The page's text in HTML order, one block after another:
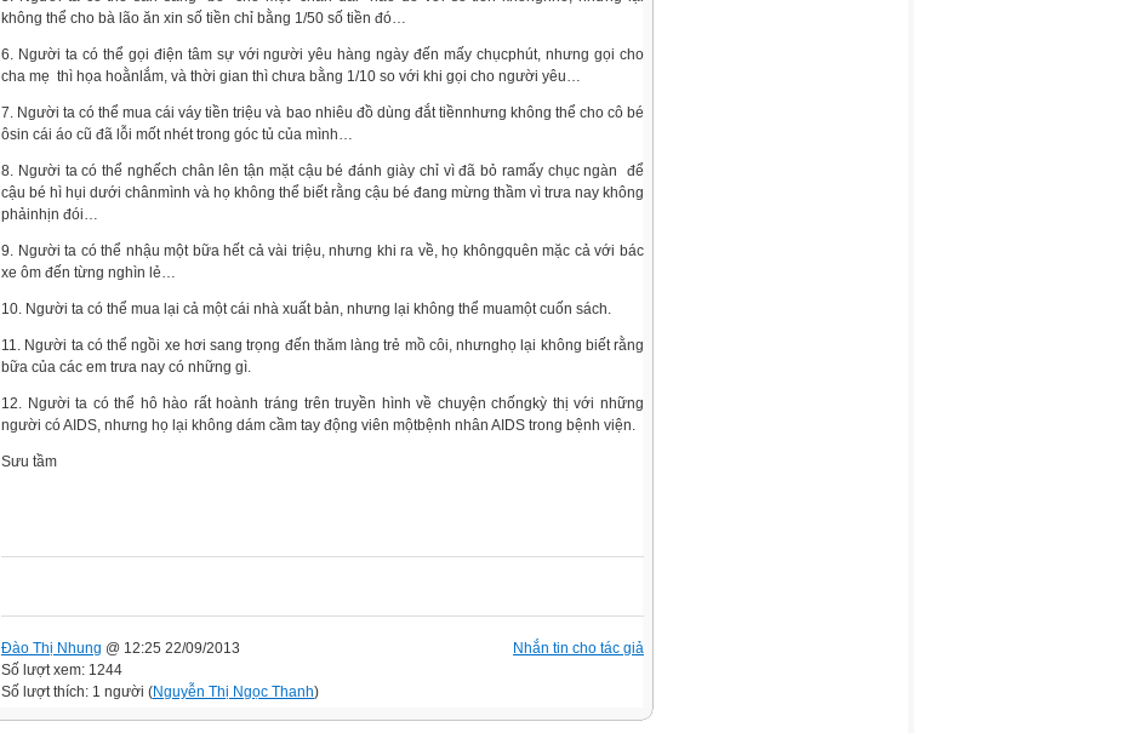
không thể cho bà lão ăn xin số tiền chỉ bằng 1/50 số tiền đó…
6. Người ta có thể gọi điện tâm sự với người yêu hàng ngày đến mấy chụcphút, nhưng gọi cho
cha mẹ thì họa hoằnlắm, và thời gian thì chưa bằng 1/10 so với khi gọi cho người yêu…
7. Người ta có thể mua cái váy tiền triệu và bao nhiêu đồ dùng đắt tiềnnhưng không thể cho cô bé
ôsin cái áo cũ đã lỗi mốt nhét trong góc tủ của mình…
8. Người ta có thể nghếch chân lên tận mặt cậu bé đánh giày chỉ vì đã bỏ ramấy chục ngàn để
cậu bé hì hụi dưới chânmình và họ không thể biết rằng cậu bé đang mừng thầm vì trưa nay không
phảinhịn đói…
9. Người ta có thể nhậu một bữa hết cả vài triệu, nhưng khi ra về, họ khôngquên mặc cả với bác
xe ôm đến từng nghìn lẻ…
10. Người ta có thể mua lại cả một cái nhà xuất bản, nhưng lại không thể muamột cuốn sách.
11. Người ta có thể ngồi xe hơi sang trọng đến thăm làng trẻ mồ côi, nhưnghọ lại không biết rằng
bữa của các em trưa nay có những gì.
12. Người ta có thể hô hào rất hoành tráng trên truyền hình về chuyện chốngkỳ thị với những
người có AIDS, nhưng họ lại không dám cầm tay động viên mộtbệnh nhân AIDS trong bệnh viện.
Sưu tầm
Nhắn tin cho tác giả
Đào Thị Nhung @ 12:25 22/09/2013
Số lượt xem: 1244
Số lượt thích: 1 người (Nguyễn Thị Ngọc Thanh)